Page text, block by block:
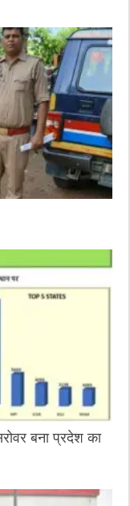
बना प्रदेश का